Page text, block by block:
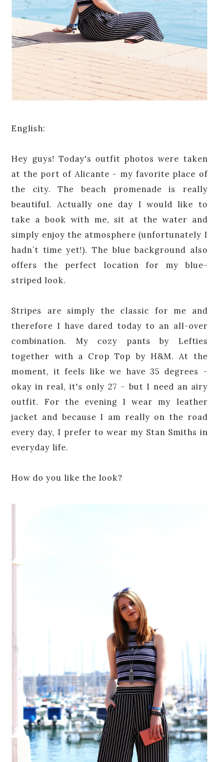
English:
Hey guys! Today's outfit photos were taken
at the port of Alicante - my favorite place of
the city. The beach promenade is really
beautiful. Actually one day I would like to
take a book with me, sit at the water and
simply enjoy the atmosphere (unfortunately I
hadn´t time yet!). The blue background also
offers the perfect location for my blue-
striped look.
Stripes are simply the classic for me and
therefore I have dared today to an all-over
combination. My cozy pants by Lefties
together with a Crop Top by H&M. At the
moment, it feels like we have 35 degrees -
okay in real, it's only 27 - but I need an airy
outfit. For the evening I wear my leather
jacket and because I am really on the road
every day, I prefer to wear my Stan Smiths in
everyday life.
How do you like the look?